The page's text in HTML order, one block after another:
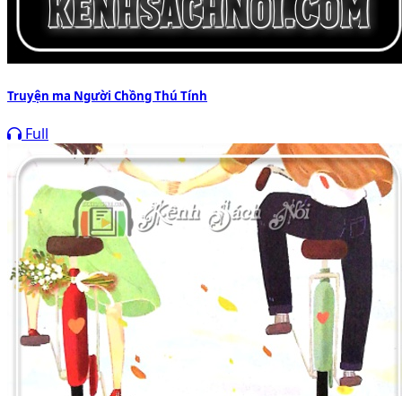
Truyện ma Người Chồng Thú Tính
Full